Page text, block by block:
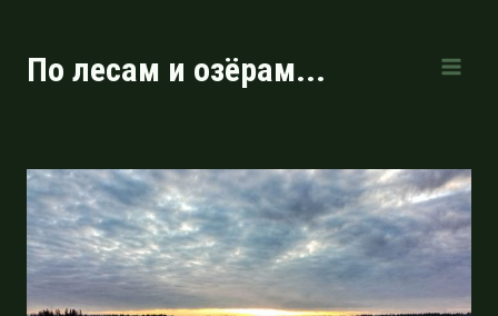
содержимому
По лесам и озёрам...